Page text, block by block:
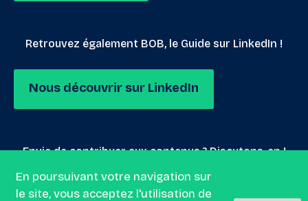
Retrouvez également BOB, le Guide sur LinkedIn !
Nous découvrir sur LinkedIn
Envie de contribuer aux contenus ? Discutons-en !
Nous envoyer un mail
En poursuivant votre navigation sur
le site, vous acceptez l'utilisation de